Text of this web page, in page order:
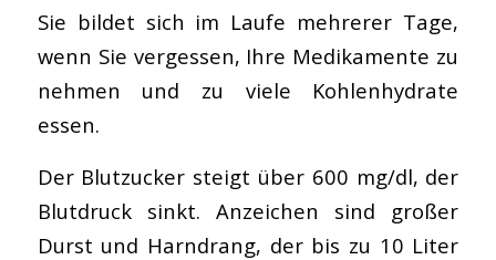
Sie bildet sich im Laufe mehrerer Tage,
wenn Sie vergessen, Ihre Medikamente zu
nehmen und zu viele Kohlenhydrate
essen.
Der Blutzucker steigt über 600 mg/dl, der
Blutdruck sinkt. Anzeichen sind großer
Durst und Harndrang, der bis zu 10 Liter